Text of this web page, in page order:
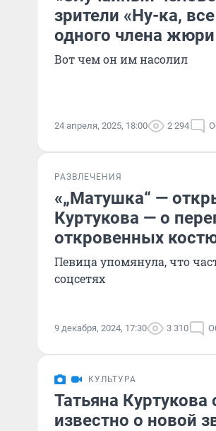
зрители «Ну-ка,
одного члена жюри
Вот чем он им насолил
24 апреля, 2025, 18:00 2 294
РАЗВЛЕЧЕНИЯ
«„Матушка“ —
Куртукова — о
откровенных
Певица упомянула, что
соцсетях
9 декабря, 2024, 17:30 3 310
КУЛЬТУРА
Татьяна Куртукова
известно о новой